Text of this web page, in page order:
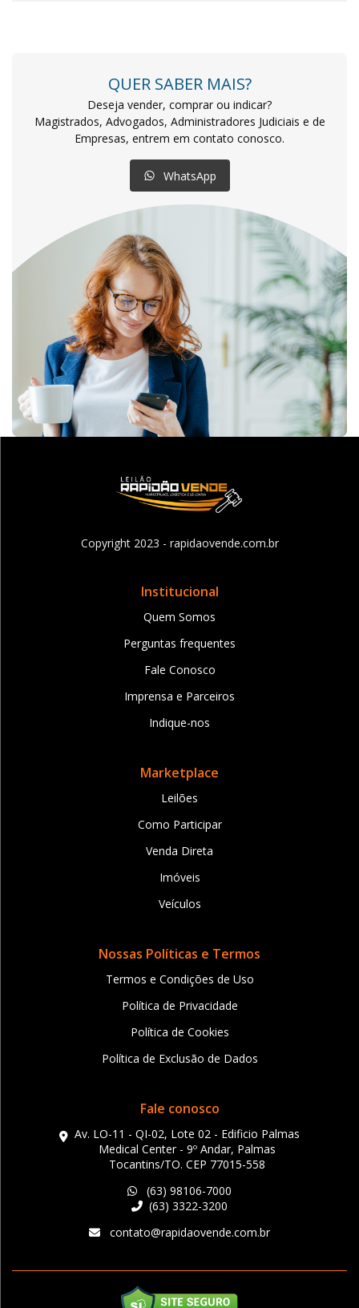
QUER SABER MAIS?
Deseja vender, comprar ou indicar?
Magistrados, Advogados, Administradores Judiciais e de
Empresas, entrem em contato conosco.
WhatsApp
Copyright 2023 - rapidaovende.com.br
Institucional
Quem Somos
Perguntas frequentes
Fale Conosco
Imprensa e Parceiros
Indique-nos
Marketplace
Leilões
Como Participar
Venda Direta
Imóveis
Veículos
Nossas Políticas e Termos
Termos e Condições de Uso
Política de Privacidade
Política de Cookies
Política de Exclusão de Dados
Fale conosco
Av. LO-11 - QI-02, Lote 02 - Edificio Palmas
Medical Center - 9º Andar, Palmas
Tocantins/TO. CEP 77015-558
(63) 98106-7000
(63) 3322-3200
contato@rapidaovende.com.br